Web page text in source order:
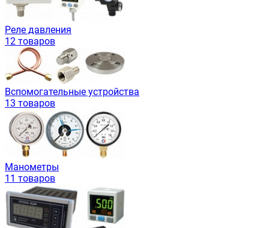
Реле давления
12 товаров
Вспомогательные устройства
13 товаров
Манометры
11 товаров